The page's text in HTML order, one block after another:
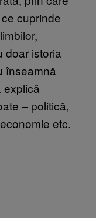
cuprinde
doar istoria
înseamnă
explică
– politică,
etc.